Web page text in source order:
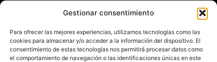
Gestionar consentimiento
Para ofrecer las mejores experiencias, utilizamos tecnologías como las
cookies para almacenar y/o acceder a la información del dispositivo. El
consentimiento de estas tecnologías nos permitirá procesar datos como
el comportamiento de navegación o las identificaciones únicas en este
Agenda
Blog
Contacto